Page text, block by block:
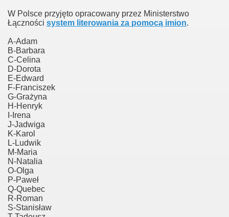
W Polsce przyjęto opracowany przez Ministerstwo
Łączności system literowania za pomocą imion.
A-Adam
B-Barbara
C-Celina
D-Dorota
E-Edward
F-Franciszek
G-Grażyna
H-Henryk
I-Irena
J-Jadwiga
K-Karol
L-Ludwik
M-Maria
N-Natalia
O-Olga
P-Paweł
Q-Quebec
R-Roman
S-Stanisław